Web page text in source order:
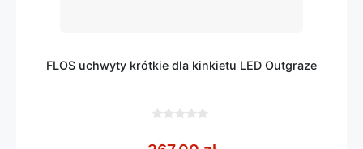
FLOS uchwyty krótkie dla kinkietu LED Outgraze